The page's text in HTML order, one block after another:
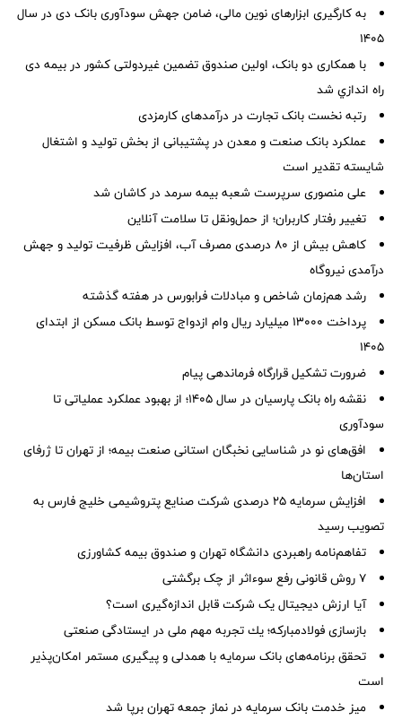
به کارگیری ابزارهای نوین مالی، ضامن جهش سودآوری بانک دی در سال
۱۴۰۵
با همکاری دو بانک، اولین صندوق تضمین غیردولتی کشور در بیمه دی
راه اندازي شد
رتبه نخست بانک تجارت در درآمدهای کارمزدی
عملکرد بانک صنعت و معدن در پشتیبانی از بخش تولید و اشتغال
شایسته تقدیر است
علی منصوری سرپرست شعبه بیمه سرمد در کاشان شد
تغییر رفتار کاربران؛ از حمل‌ونقل تا سلامت آنلاین
کاهش بیش از ۸۰ درصدی مصرف آب، افزایش ظرفیت تولید و جهش
درآمدی نیروگاه
رشد هم‌زمان شاخص و مبادلات فرابورس در هفته گذشته
پرداخت ۱۳۰۰۰ میلیارد ریال وام ازدواج توسط بانک مسکن از ابتدای
۱۴۰۵
ضرورت تشكیل قرارگاه فرماندهی پیام
نقشه راه بانک پارسیان در سال ۱۴۰۵؛ از بهبود عملکرد عملیاتی تا
سودآوری
افق‌های نو در شناسایی نخبگان استانی صنعت بیمه؛ از تهران تا ژرفای
استان‌ها
افزایش سرمایه ۲۵ درصدی شرکت صنایع پتروشیمی خلیج فارس به
تصویب رسید
تفاهم‌نامه راهبردی دانشگاه تهران و صندوق بیمه كشاورزی
۷ روش قانونی رفع سوء‌اثر از چک برگشتی
آیا ارزش دیجیتال یک شرکت قابل اندازه‌گیری است؟
بازسازی فولادمباركه؛ یك تجربه مهم ملی در ایستادگی صنعتی
تحقق برنامه‌های بانک سرمایه با همدلی و پیگیری مستمر امکان‌پذیر
است
میز خدمت بانک سرمایه در نماز جمعه تهران برپا شد